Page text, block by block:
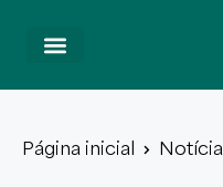
Página inicial
Notícias
Espaços Viva